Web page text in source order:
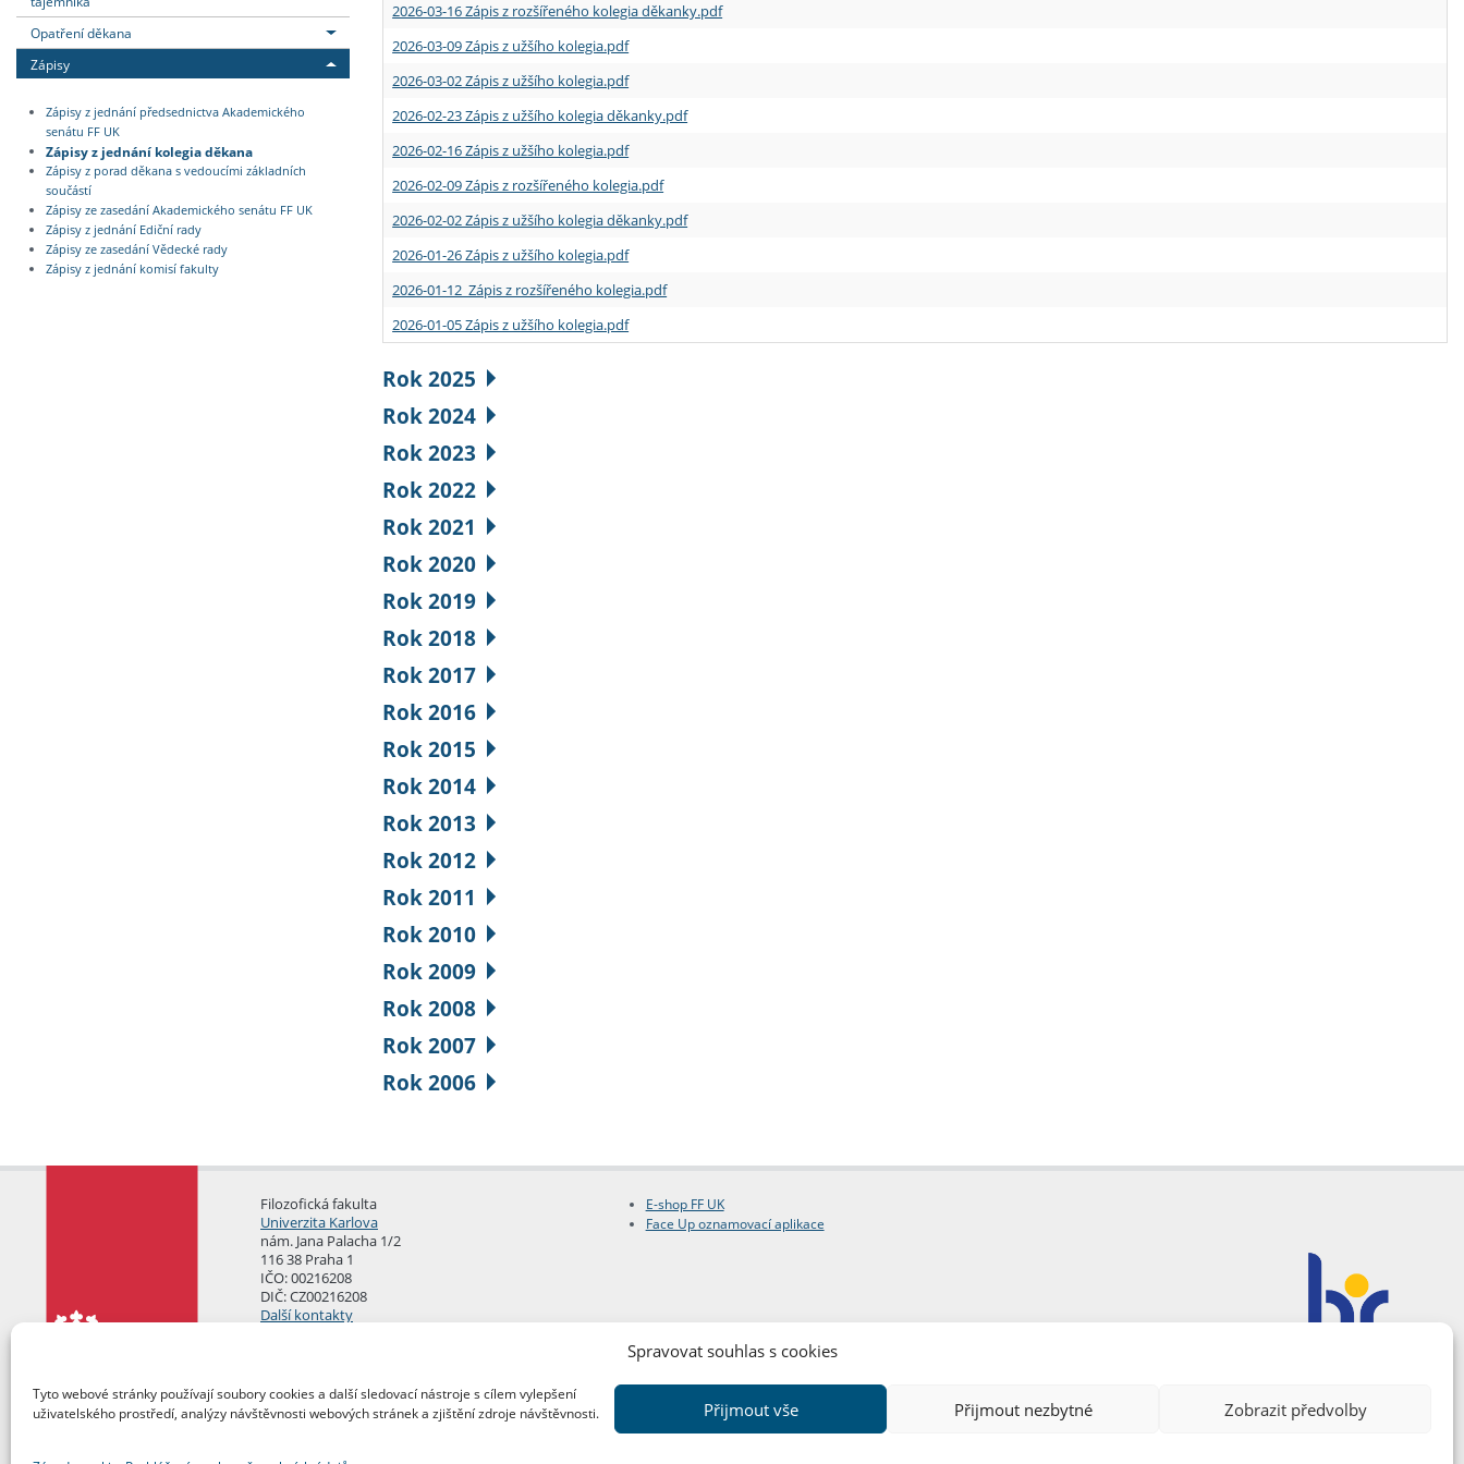
Spravovat souhlas s cookies
Tyto webové stránky používají soubory cookies a další sledovací nástroje s cílem vylepšení
uživatelského prostředí, analýzy návštěvnosti webových stránek a zjištění zdroje návštěvnosti.
Přijmout vše Přijmout nezbytné Zobrazit předvolby
Opatření děkana
Zápisy
Zápisy z jednání předsednictva Akademického
senátu FF UK
Zápisy z jednání kolegia děkana
Zápisy z porad děkana s vedoucími základních
součástí
Zápisy ze zasedání Akademického senátu FF UK
Zápisy z jednání Ediční rady
Zápisy ze zasedání Vědecké rady
Zápisy z jednání komisí fakulty
2026-03-16 Zápis z rozšířeného kolegia děkanky.pdf
2026-03-09 Zápis z užšího kolegia.pdf
2026-03-02 Zápis z užšího kolegia.pdf
2026-02-23 Zápis z užšího kolegia děkanky.pdf
2026-02-16 Zápis z užšího kolegia.pdf
2026-02-09 Zápis z rozšířeného kolegia.pdf
2026-02-02 Zápis z užšího kolegia děkanky.pdf
2026-01-26 Zápis z užšího kolegia.pdf
2026-01-12 Zápis z rozšířeného kolegia.pdf
2026-01-05 Zápis z užšího kolegia.pdf
Rok 2025
Rok 2024
Rok 2023
Rok 2022
Rok 2021
Rok 2020
Rok 2019
Rok 2018
Rok 2017
Rok 2016
Rok 2015
Rok 2014
Rok 2013
Rok 2012
Rok 2011
Rok 2010
Rok 2009
Rok 2008
Rok 2007
Rok 2006
Filozofická fakulta
Univerzita Karlova
nám. Jana Palacha 1/2
116 38 Praha 1
IČO: 00216208
DIČ: CZ00216208
Další kontakty
E-shop FF UK
Face Up oznamovací aplikace